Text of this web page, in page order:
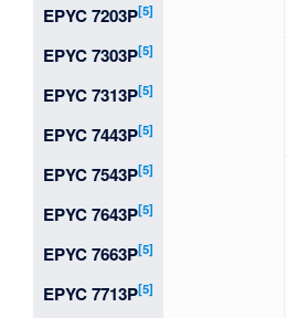
EPYC 7203P[5]
EPYC 7303P[5]
EPYC 7313P[5]
EPYC 7443P[5]
EPYC 7543P[5]
EPYC 7643P[5]
EPYC 7663P[5]
EPYC 7713P[5]